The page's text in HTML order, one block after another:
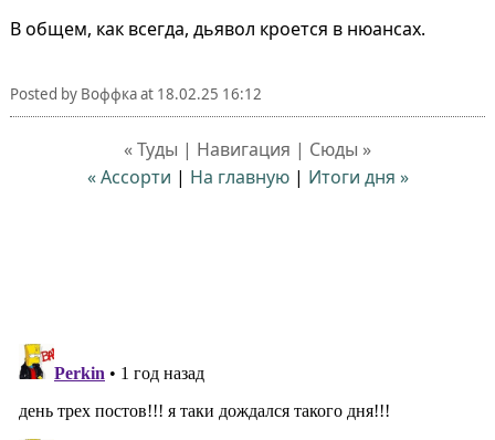
В общем, как всегда, дьявол кроется в нюансах.
Posted by Воффкаat 18.02.25 16:12
« Туды | Навигация | Сюды »
« Ассорти | На главную| Итоги дня »